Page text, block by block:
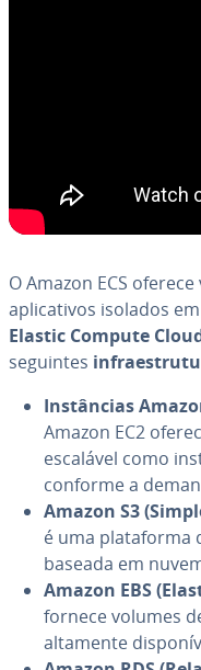
O Amazon ECS
apli­ca­ti­vos isolados
Elastic Compute
seguintes
Ins­tân­cias
Amazon EC2
escalável como
conforme a
Amazon S3
é uma pla­ta­forma
baseada em
Amazon EBS
fornece volumes
altamente